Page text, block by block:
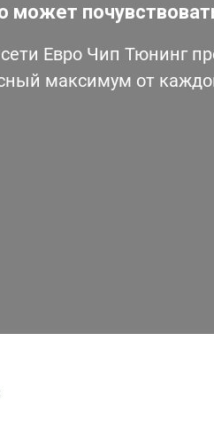
Евро Чип Тюнинг
максимум от